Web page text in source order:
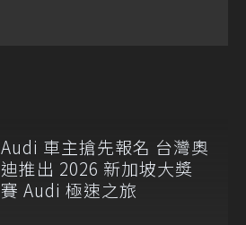
Audi 車主搶先報名 台灣奧
迪推出 2026 新加坡大獎
賽 Audi 極速之旅